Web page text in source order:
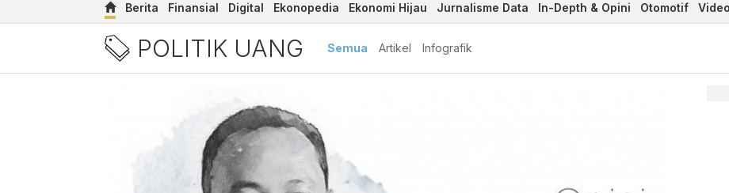
Berita Finansial Digital Ekonopedia Ekonomi Hijau Jurnalisme Data In-Depth & Opini Otomotif Video
Berita Politik Uang Terbaru dan Terkini Hari Ini -
POLITIK UANG Semua Artikel Infografik